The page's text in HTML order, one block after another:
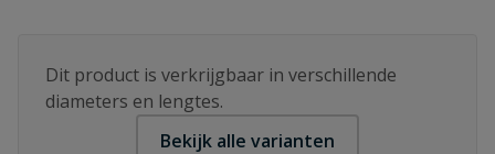
Dit product is verkrijgbaar in verschillende
diameters en lengtes.
Bekijk alle varianten